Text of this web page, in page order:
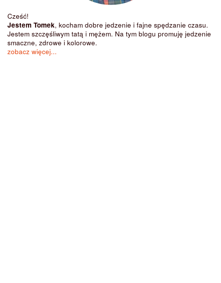
Cześć!
Jestem Tomek, kocham dobre jedzenie i fajne spędzanie czasu.
Jestem szczęśliwym tatą i mężem. Na tym blogu promuję jedzenie
smaczne, zdrowe i kolorowe.
zobacz więcej...